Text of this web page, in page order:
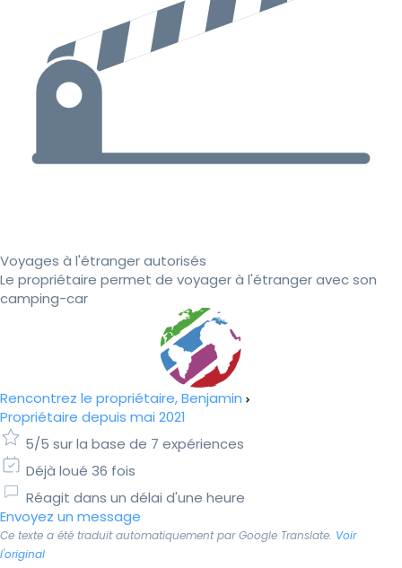
Voyages à l'étranger autorisés
Le propriétaire permet de voyager à l'étranger avec son
camping-car
Rencontrez le propriétaire, Benjamin
Propriétaire depuis mai 2021
5/5 sur la base de 7 expériences
Déjà loué 36 fois
Réagit dans un délai d'une heure
Envoyez un message
Ce texte a été traduit automatiquement par Google Translate. Voir
l'original